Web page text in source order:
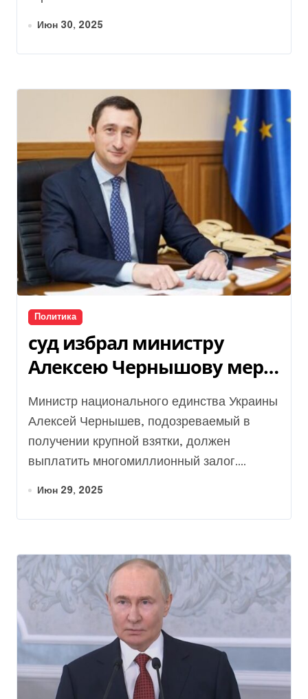
Июн 30, 2025
Политика
суд избрал министру
Алексею Чернышову меру
пресечения
Министр национального единства Украины
Алексей Чернышев, подозреваемый в
получении крупной взятки, должен
выплатить многомиллионный залог....
Июн 29, 2025